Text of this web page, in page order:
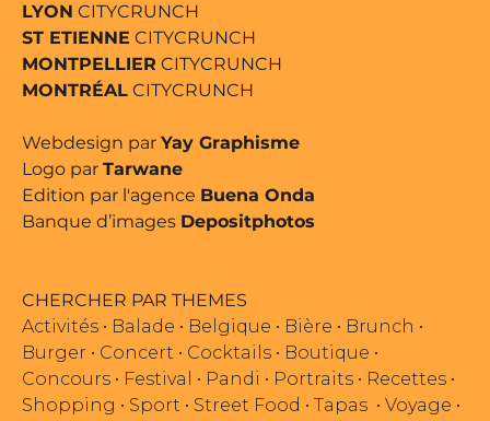
LYON CITYCRUNCH
ST ETIENNE CITYCRUNCH
MONTPELLIER CITYCRUNCH
MONTRÉAL CITYCRUNCH
Webdesign par Yay Graphisme
Logo par Tarwane
Edition par l'agence Buena Onda
Banque d’images Depositphotos
CHERCHER PAR THEMES
Activités • Balade • Belgique • Bière • Brunch •
Burger • Concert • Cocktails • Boutique •
Concours • Festival • Pandi • Portraits • Recettes •
Shopping • Sport • Street Food • Tapas • Voyage •